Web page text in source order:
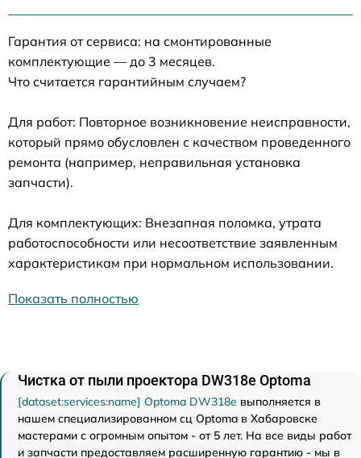
Гарантия от сервиса: на смонтированные
комплектующие — до 3 месяцев.
Что считается гарантийным случаем?
Для работ: Повторное возникновение неисправности,
который прямо обусловлен с качеством проведенного
ремонта (например, неправильная установка
запчасти).
Для комплектующих: Внезапная поломка, утрата
работоспособности или несоответствие заявленным
характеристикам при нормальном использовании.
Показать полностью
Чистка от пыли проектора DW318e Optoma
[dataset:services:name] Optoma DW318e выполняется в
нашем специализированном сц Optoma в Хабаровске
мастерами с огромным опытом - от 5 лет. На все виды работ
и запчасти предоставляем расширенную гарантию - мы в